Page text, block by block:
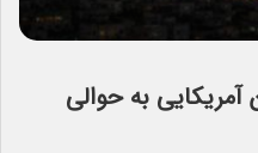
به حوالی